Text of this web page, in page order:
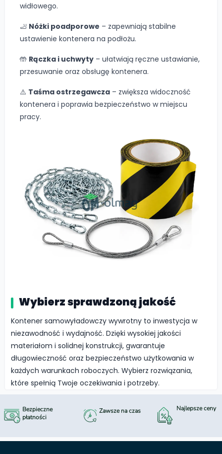
widłowego.
🦶 Nóżki poadporowe – zapewniają stabilne
ustawienie kontenera na podłożu.
🤲 Rączka i uchwyty – ułatwiają ręczne ustawianie,
przesuwanie oraz obsługę kontenera.
⚠️ Taśma ostrzegawcza – zwiększa widoczność
kontenera i poprawia bezpieczeństwo w miejscu
pracy.
Wybierz sprawdzoną jakość
Kontener samowyładowczy wywrotny to inwestycja w
niezawodność i wydajność. Dzięki wysokiej jakości
materiałom i solidnej konstrukcji, gwarantuje
długowieczność oraz bezpieczeństwo użytkowania w
każdych warunkach roboczych. Wybierz rozwiązania,
które spełnią Twoje oczekiwania i potrzeby.
Bezpieczne
płatności
Zawsze na czas Najlepsze ceny